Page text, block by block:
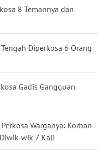
8 Temannya dan
Diperkosa 6 Orang
Gadis Gangguan
Warganya: Korban
wik 7 Kali